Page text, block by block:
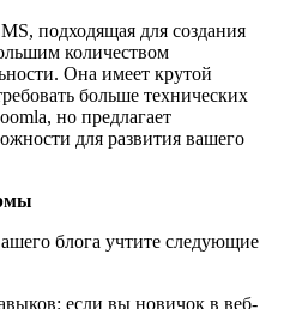
подходящая для создания
количеством
Она имеет крутой
больше технических
но предлагает
для развития вашего
блога учтите следующие
если вы новичок в веб-